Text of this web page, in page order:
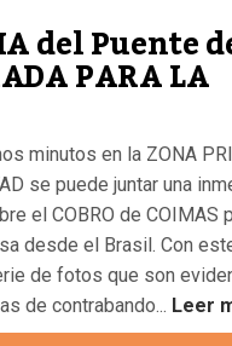
del Puente
PARA LA
minutos en la ZONA
se puede juntar una
el COBRO de COIMAS
desde el Brasil. Con
de fotos que son
de contrabando... Leer